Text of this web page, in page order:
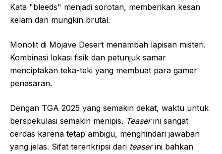
Kata "bleeds" menjadi sorotan, memberikan kesan
kelam dan mungkin brutal.
Monolit di Mojave Desert menambah lapisan misteri.
Kombinasi lokasi fisik dan petunjuk samar
menciptakan teka-teki yang membuat para gamer
penasaran.
Dengan TGA 2025 yang semakin dekat, waktu untuk
berspekulasi semakin menipis. Teaserini sangat
cerdas karena tetap ambigu, menghindari jawaban
yang jelas. Sifat terenkripsi dari teaserini bahkan